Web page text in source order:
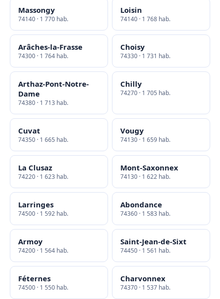
Massongy
74140 · 1 770 hab.
Loisin
74140 · 1 768 hab.
Arâches-la-Frasse
74300 · 1 764 hab.
Choisy
74330 · 1 731 hab.
Arthaz-Pont-Notre-
Dame
74380 · 1 713 hab.
Chilly
74270 · 1 705 hab.
Cuvat
74350 · 1 665 hab.
Vougy
74130 · 1 659 hab.
La Clusaz
74220 · 1 623 hab.
Mont-Saxonnex
74130 · 1 622 hab.
Larringes
74500 · 1 592 hab.
Abondance
74360 · 1 583 hab.
Armoy
74200 · 1 564 hab.
Saint-Jean-de-Sixt
74450 · 1 561 hab.
Féternes
74500 · 1 550 hab.
Charvonnex
74370 · 1 537 hab.